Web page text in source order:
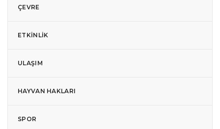
ÇEVRE
ETKINLIK
ULAŞIM
HAYVAN HAKLARI
SPOR